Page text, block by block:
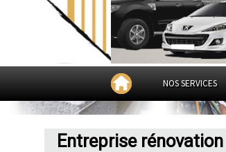
NOS SERVICES
Entreprise